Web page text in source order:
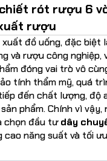
rót rượu 6
rượu
xuất đồ uống, đặc biệt
và rượu công nghiệp,
đóng vai trò vô
tính thẩm mỹ, quá
đến chất lượng, độ
phẩm. Chính vì vậy,
chọn đầu tưdây
cao năng suất và tối